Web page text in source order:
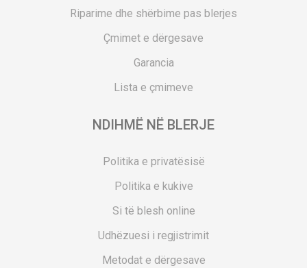
Riparime dhe shërbime pas blerjes
Çmimet e dërgesave
Garancia
Lista e çmimeve
NDIHMË NË BLERJE
Politika e privatësisë
Politika e kukive
Si të blesh online
Udhëzuesi i regjistrimit
Metodat e dërgesave